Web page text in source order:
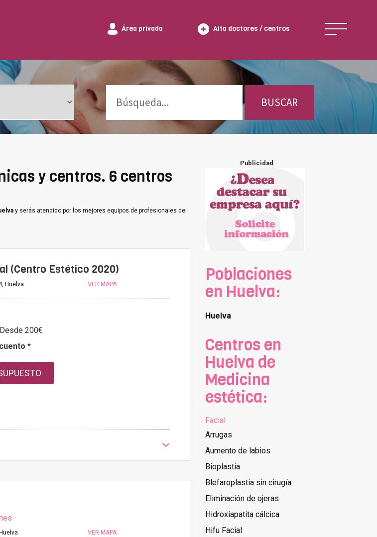
Área privada Alta doctores / centros
BUSCAR
y centros. 6 centros
y serás atendido por los mejores equipos de profesionales de
(Centro Estético 2020)
Huelva VER MAPA
Desde 200€
*
VER MAPA
Publicidad
Poblaciones
en Huelva:
Huelva
Centros en
Huelva de
Medicina
estética:
Facial
Arrugas
Aumento de labios
Bioplastia
Blefaroplastia sin cirugía
Eliminación de ojeras
Hidroxiapatita cálcica
Hifu Facial